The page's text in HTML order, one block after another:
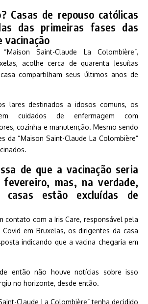
Casas de repouso católicas
das primeiras fases das
vacinação
Saint-Claude La Colombière”,
acolhe cerca de quarenta Jesuítas
compartilham seus últimos anos de
lares destinados a idosos comuns, os
cuidados de enfermagem com
cozinha e manutenção. Mesmo sendo
da “Maison Saint-Claude La Colombière”
de que a vacinação seria
fevereiro, mas, na verdade,
casas estão excluídas de
contato com a Iris Care, responsável pela
em Bruxelas, os dirigentes da casa
indicando que a vacina chegaria em
então não houve notícias sobre isso
no horizonte, desde então.
Claude La Colombière” tenha decidido